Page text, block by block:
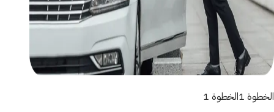
الخطوة 1
الخطوة 1